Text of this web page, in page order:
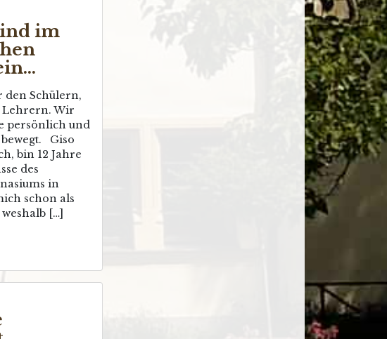
im
den Schülern,
Lehrern. Wir
persönlich und
Giso
bin 12 Jahre
des
in
schon als
[…]